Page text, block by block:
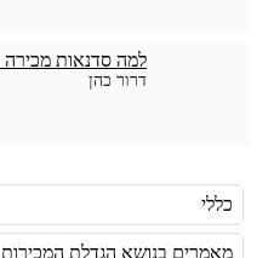
למה סדנאות מכירה
דרור כהן
כללי
מאמרים בנושא הגדלת המכירות